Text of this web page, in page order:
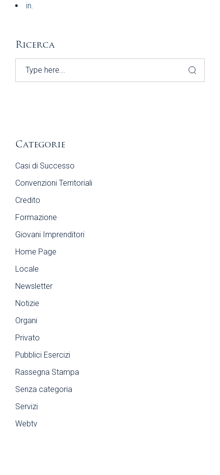
in.
Ricerca
Search
Categorie
Casi di Successo
Convenzioni Territoriali
Credito
Formazione
Giovani Imprenditori
Home Page
Locale
Newsletter
Notizie
Organi
Privato
Pubblici Esercizi
Rassegna Stampa
Senza categoria
Servizi
Webtv